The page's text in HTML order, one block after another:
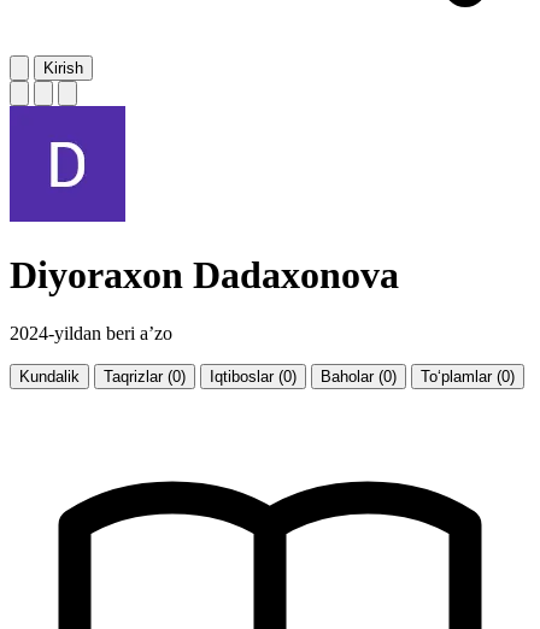
Kirish
Diyoraxon Dadaxonova
2024-yildan beri a’zo
Kundalik Taqrizlar (0) Iqtiboslar (0) Baholar (0) To‘plamlar (0)